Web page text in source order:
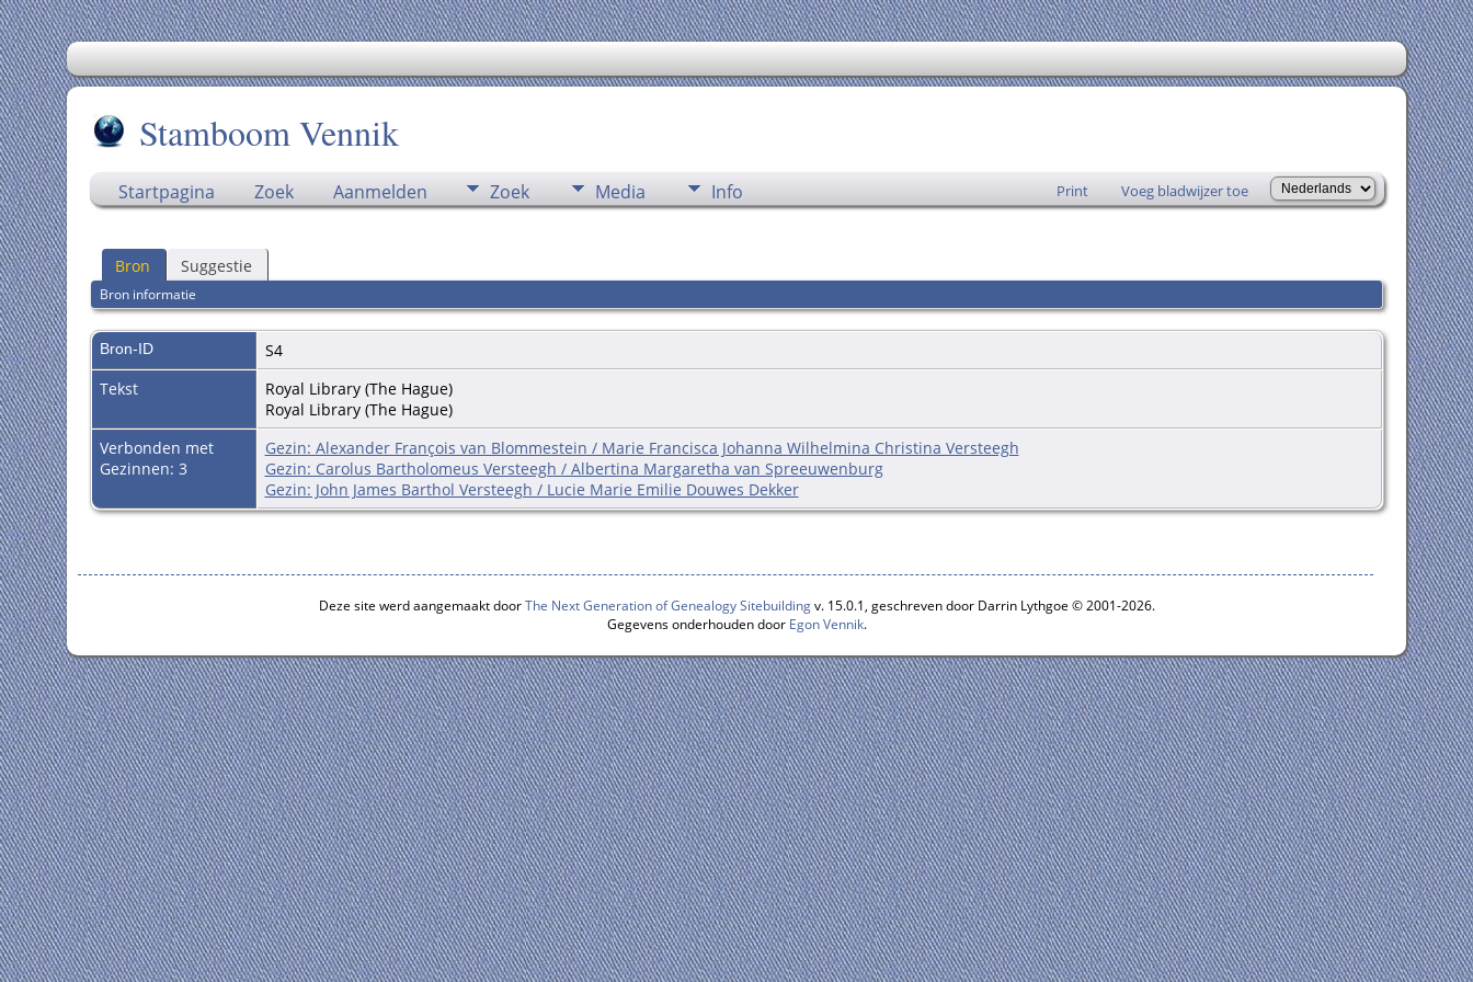
Stamboom Vennik
Startpagina Zoek Aanmelden Zoek Media Info Print Voeg bladwijzer toe
Bron Suggestie
Bron informatie
Bron-ID
S4
Tekst
Royal Library (The Hague)
Royal Library (The Hague)
Verbonden met
Gezinnen: 3
Gezin: Alexander François van Blommestein / Marie Francisca Johanna Wilhelmina Christina Versteegh
Gezin: Carolus Bartholomeus Versteegh / Albertina Margaretha van Spreeuwenburg
Gezin: John James Barthol Versteegh / Lucie Marie Emilie Douwes Dekker
Deze site werd aangemaakt doorThe Next Generation of Genealogy Sitebuildingv. 15.0.1, geschreven door Darrin Lythgoe © 2001-2026.
Gegevens onderhouden door Egon Vennik.